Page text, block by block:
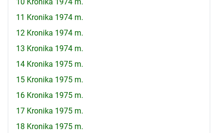
11 Kronika 1974 m.
12 Kronika 1974 m.
13 Kronika 1974 m.
14 Kronika 1975 m.
15 Kronika 1975 m.
16 Kronika 1975 m.
17 Kronika 1975 m.
18 Kronika 1975 m.